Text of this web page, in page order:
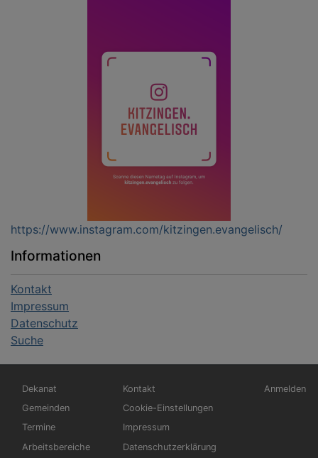
https://www.instagram.com/kitzingen.evangelisch/
Informationen
Kontakt
Impressum
Datenschutz
Suche
Hauptnavigation
Dekanat
Gemeinden
Termine
Arbeitsbereiche
Fußbereichsmenü
Kontakt
Cookie-Einstellungen
Impressum
Datenschutzerklärung
Anmelden